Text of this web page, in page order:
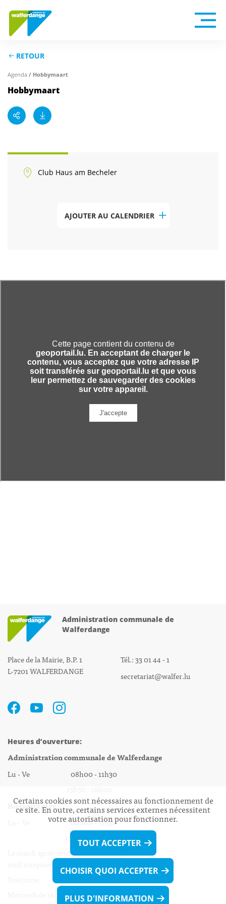
RETOUR
Agenda / Hobbymaart
Hobbymaart
Club Haus am Becheler
AJOUTER AU CALENDRIER
Administration communale de
Walferdange
Place de la Mairie, B.P. 1
L-7201 WALFERDANGE
Tél.: 33 01 44 - 1
secretariat@walfer.lu
Heures d’ouverture:
Administration communale de Walferdange
Lu - Ve 08h00 - 11h30
Biergercenter
Lu - Ve 08h00 - 11h30
13h30 - 16h00
Le mardi après-midi et le vendredi après-
midi uniquement sur Rdv.
Mercredi de 16h00 - 18h45 uniquement sur Rdv
Certains cookies sont nécessaires au fonctionnement de
ce site. En outre, certains services externes nécessitent
votre autorisation pour fonctionner.
TOUT ACCEPTER
CHOISIR QUOI ACCEPTER
PLUS D'INFORMATION